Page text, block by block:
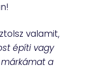
valamit,
építi vagy
a